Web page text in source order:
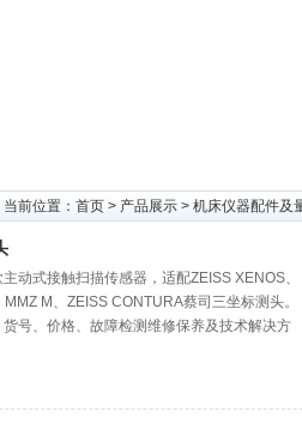
当前位置： 首页 > 产品展示 > 机床仪器配件及
动式接触扫描传感器，适配ZEISS XENOS、
M、ZEISS CONTURA蔡司三坐标测头。
号、价格、故障检测维修保养及技术解决方